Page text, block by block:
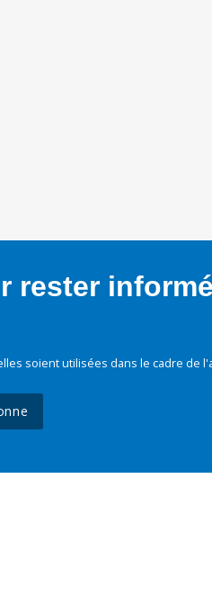
rester
soient utilisées dans le cadre de